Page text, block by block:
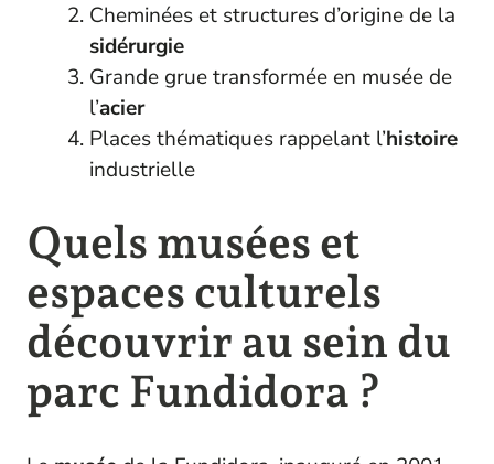
Cheminées et structures d’origine de la
sidérurgie
Grande grue transformée en musée de
l’acier
Places thématiques rappelant l’histoire
industrielle
Quels musées et
espaces culturels
découvrir au sein du
parc Fundidora ?